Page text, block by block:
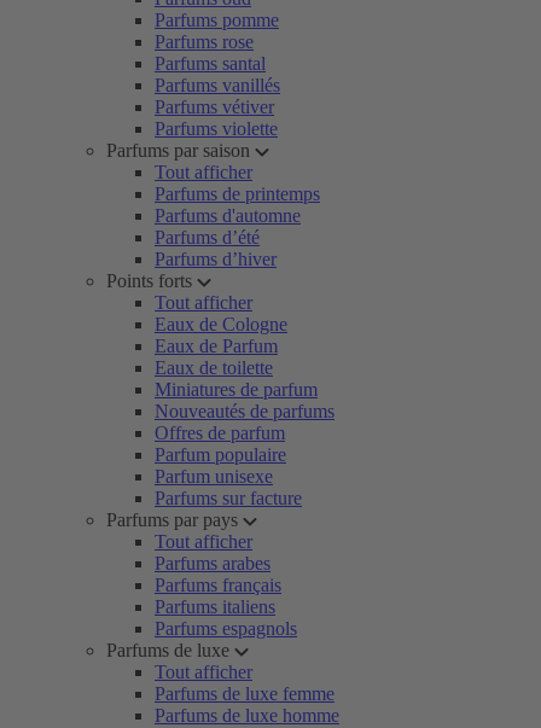
Parfums pomme
Parfums rose
Parfums santal
Parfums vanillés
Parfums vétiver
Parfums violette
Parfums par saison
Tout afficher
Parfums de printemps
Parfums d'automne
Parfums d’été
Parfums d’hiver
Points forts
Tout afficher
Eaux de Cologne
Eaux de Parfum
Eaux de toilette
Miniatures de parfum
Nouveautés de parfums
Offres de parfum
Parfum populaire
Parfum unisexe
Parfums sur facture
Parfums par pays
Tout afficher
Parfums arabes
Parfums français
Parfums italiens
Parfums espagnols
Parfums de luxe
Tout afficher
Parfums de luxe femme
Parfums de luxe homme